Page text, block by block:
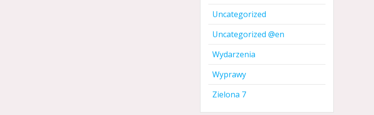
Uncategorized
Uncategorized @en
Wydarzenia
Wyprawy
Zielona 7